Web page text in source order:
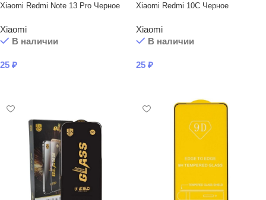
Xiaomi Redmi Note 13 Pro Черное
Xiaomi
В наличии
25 ₽
Xiaomi Redmi 10C Черное
Xiaomi
В наличии
25 ₽